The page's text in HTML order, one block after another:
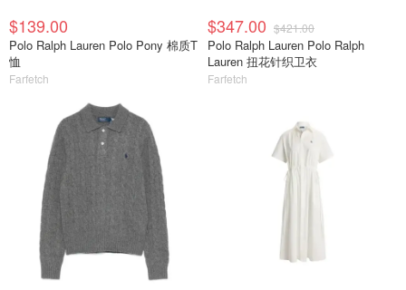
$139.00
Polo Ralph Lauren Polo Pony 棉质T
恤
Farfetch
$347.00 $421.00
Polo Ralph Lauren Polo Ralph
Lauren 扭花针织卫衣
Farfetch